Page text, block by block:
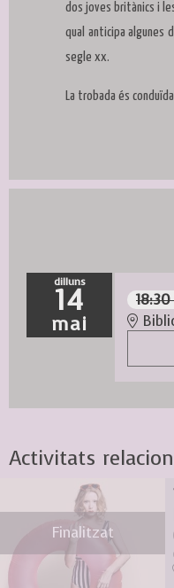
dos joves britànics i
qual anticipa algunes
segle xx.
La trobada és
dilluns
14
mai
Activitats
Finalitzat